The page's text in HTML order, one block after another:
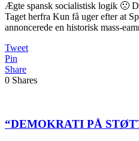
Ægte spansk socialistisk logik 🙁
Taget herfra Kun få uger efter at
annoncerede en historisk mass-
Tweet
Pin
Share
0 Shares
“DEMOKRATI PÅ